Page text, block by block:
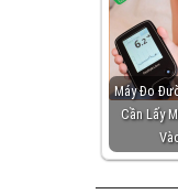
Máy Đo
Cần Lấy